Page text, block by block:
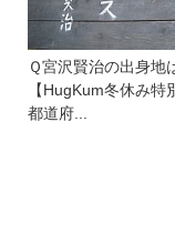
Ｑ宮沢賢治の出身地
【HugKum冬休み
都道府...